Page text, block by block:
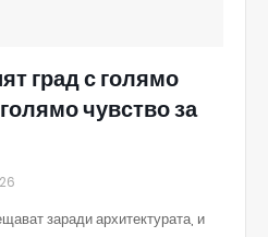
град с голямо
чувство за
заради архитектурата, и